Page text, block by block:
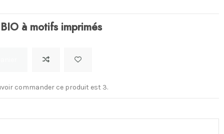
à motifs imprimés
commander ce produit est 3.